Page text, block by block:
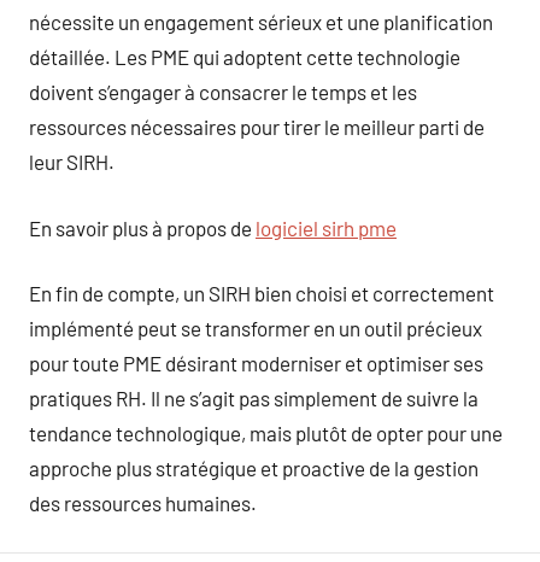
nécessite un engagement sérieux et une planification
détaillée. Les PME qui adoptent cette technologie
doivent s’engager à consacrer le temps et les
ressources nécessaires pour tirer le meilleur parti de
leur SIRH.
En savoir plus à propos de logiciel sirh pme
En fin de compte, un SIRH bien choisi et correctement
implémenté peut se transformer en un outil précieux
pour toute PME désirant moderniser et optimiser ses
pratiques RH. Il ne s’agit pas simplement de suivre la
tendance technologique, mais plutôt de opter pour une
approche plus stratégique et proactive de la gestion
des ressources humaines.